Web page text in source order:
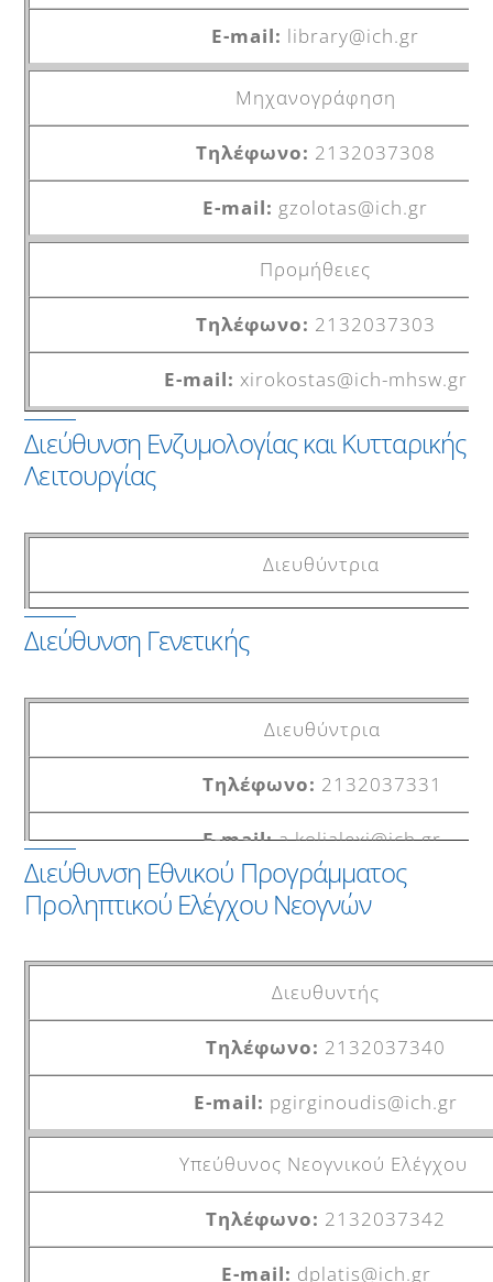
library@ich.gr
Μηχανογράφηση
2132037308
gzolotas@ich.gr
Προμήθειες
2132037303
xirokostas@ich-mhsw.gr
Διεύθυνση Ενζυμολογίας και Κυτταρικής
Λειτουργίας
Διευθύντρια
Εργαστήριο
213-2037321
ecflab@ich.gr
Διεύθυνση Γενετικής
Διευθύντρια
2132037331
a.kolialexi@ich.gr
Εργαστήριο Κυτταρογενετικής
2132037332
mgrigoriadou@ich.gr
Τμήμα Μοριακής
2132037333
m.poulou@ich.gr
Διεύθυνση Εθνικού Προγράμματος
Προληπτικού Ελέγχου Νεογνών
Διευθυντής
2132037340
pgirginoudis@ich.gr
Υπεύθυνος Νεογνικού Ελέγχου
2132037342
dplatis@ich.gr